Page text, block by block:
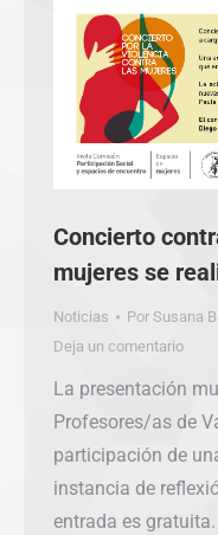
Concierto
mujeres se
Noticias Por Susana
Deja un comentario
La presentación
Profesores/as de
participación de
instancia de
entrada es